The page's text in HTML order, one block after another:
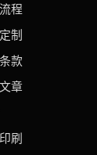
程
制
款
章
刷